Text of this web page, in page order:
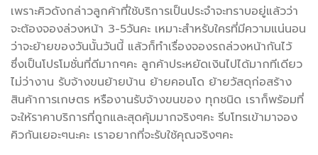
เพราะคิวดังกล่าวลูกค้าที่ใช้บริการเป็นประจำจะทราบอยู่แล้วว่า
จะต้องจองล่วงหน้า 3-5วันคะ เหมาะสำหรับใครที่มีความแน่นอน
ว่าจะย้ายของวันนั้นวันนี้ แล้วก็ทำเรื่องจองรถล่วงหน้ากันไว้
ซึ่งเป็นโปรโมชั่นที่ดีมากๆคะ ลูกค้าประหยัดเงินไปได้มากทีเดียว
ไม่ว่างาน รับจ้างขนย้ายบ้าน ย้ายคอนโด ย้ายวัสดุก่อสร้าง
สินค้าการเกษตร หรืองานรับจ้างขนของ ทุกชนิด เราก็พร้อมที่
จะให้ราคาบริการที่ถูกและสุดคุ้มมากจริงๆคะ รีบโทรเข้ามาจอง
คิวกันเยอะๆนะคะ เราอยากที่จะรับใช้คุณจริงๆคะ